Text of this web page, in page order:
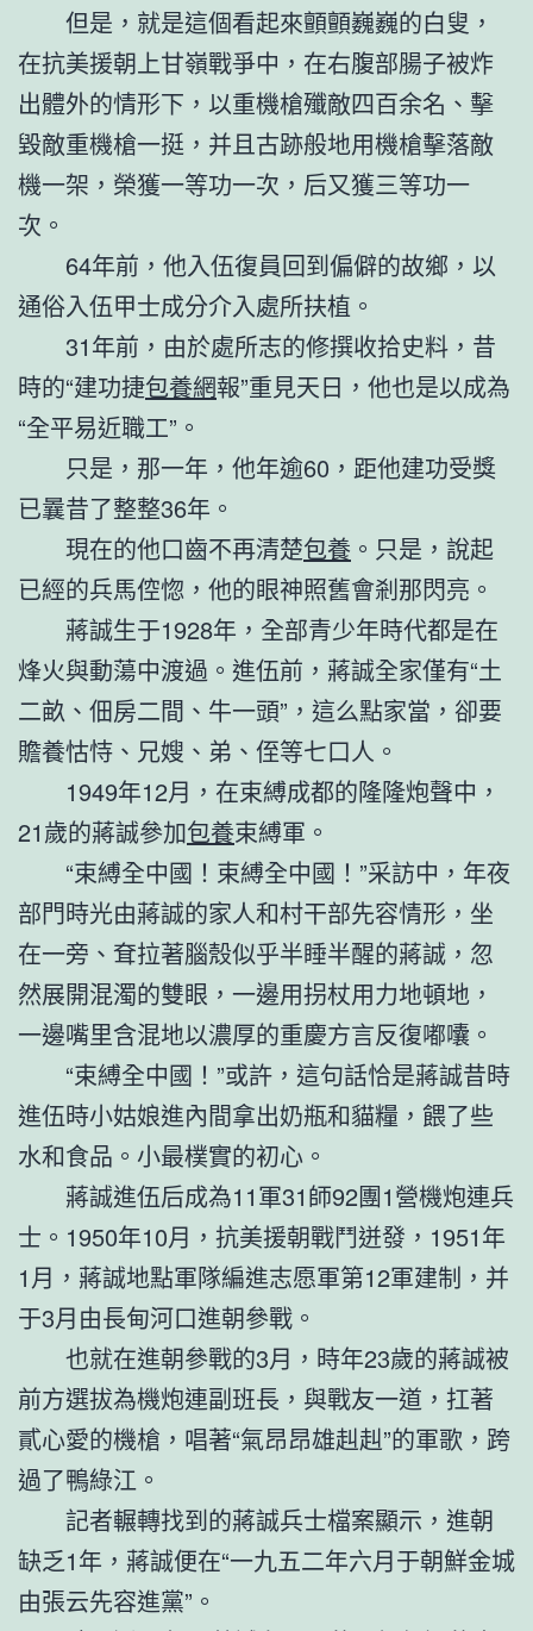
但是，就是這個看起來顫顫巍巍的白叟，
在抗美援朝上甘嶺戰爭中，在右腹部腸子被炸
出體外的情形下，以重機槍殲敵四百余名、擊
毀敵重機槍一挺，并且古跡般地用機槍擊落敵
機一架，榮獲一等功一次，后又獲三等功一
次。
64年前，他入伍復員回到偏僻的故鄉，以
通俗入伍甲士成分介入處所扶植。
31年前，由於處所志的修撰收拾史料，昔
時的“建功捷包養網報”重見天日，他也是以成為
“全平易近職工”。
只是，那一年，他年逾60，距他建功受獎
已曩昔了整整36年。
現在的他口齒不再清楚包養 。只是，說起
已經的兵馬倥惚，他的眼神照舊會剎那閃亮。
蔣誠生于1928年，全部青少年時代都是在
烽火與動蕩中渡過。進伍前，蔣誠全家僅有“土
二畝、佃房二間、牛一頭”，這么點家當，卻要
贍養怙恃、兄嫂、弟、侄等七口人。
1949年12月，在束縛成都的隆隆炮聲中，
21歲的蔣誠參加包養束縛軍。
“束縛全中國！束縛全中國！”采訪中，年夜
部門時光由蔣誠的家人和村干部先容情形，坐
在一旁、耷拉著腦殼似乎半睡半醒的蔣誠，忽
然展開混濁的雙眼，一邊用拐杖用力地頓地，
一邊嘴里含混地以濃厚的重慶方言反復嘟囔。
“束縛全中國！”或許，這句話恰是蔣誠昔時
進伍時小姑娘進內間拿出奶瓶和貓糧，餵了些
水和食品。小最樸實的初心。
蔣誠進伍后成為11軍31師92團1營機炮連兵
士。1950年10月，抗美援朝戰鬥迸發，1951年
1月，蔣誠地點軍隊編進志愿軍第12軍建制，并
于3月由長甸河口進朝參戰。
也就在進朝參戰的3月，時年23歲的蔣誠被
前方選拔為機炮連副班長，與戰友一道，扛著
貳心愛的機槍，唱著“氣昂昂雄赳赳”的軍歌，跨
過了鴨綠江。
記者輾轉找到的蔣誠兵士檔案顯示，進朝
缺乏1年，蔣誠便在“一九五二年六月于朝鮮金城
由張云先容進黨”。